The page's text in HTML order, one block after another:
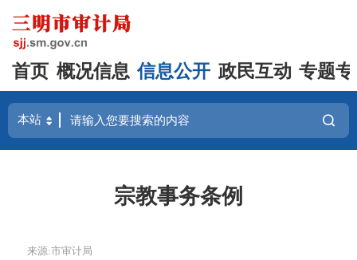
首页 概况信息 信息公开 政民互动 专题
宗教事务条例
来源:市审计局